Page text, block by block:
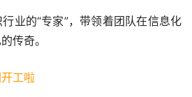
业的“专家”，带领着团队在信息化
传奇。
工啦